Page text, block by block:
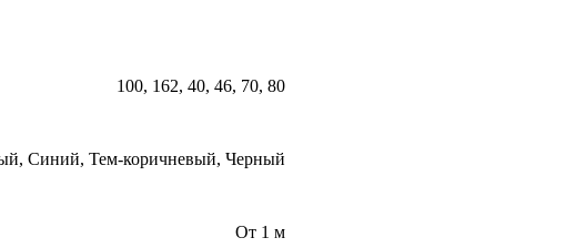
100, 162, 40, 46, 70, 80
Синий, Тем-коричневый, Черный
От 1 м